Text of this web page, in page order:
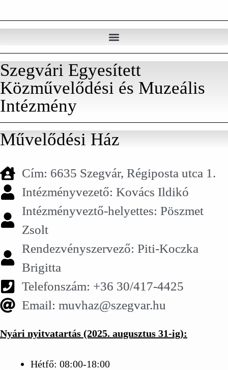
Szegvári Egyesített
Közművelődési és Muzeális
Intézmény
Művelődési Ház
Cím: 6635 Szegvár, Régiposta utca 1.
Intézményvezető: Kovács Ildikó
Intézményveztő-helyettes: Pöszmet
Zsolt
Rendezvényszervező: Piti-Koczka
Brigitta
Telefonszám: +36 30/417-4425
Email: muvhaz@szegvar.hu
Nyári nyitvatartás (2025. augusztus 31-ig):
Hétfő: 08:00-18:00